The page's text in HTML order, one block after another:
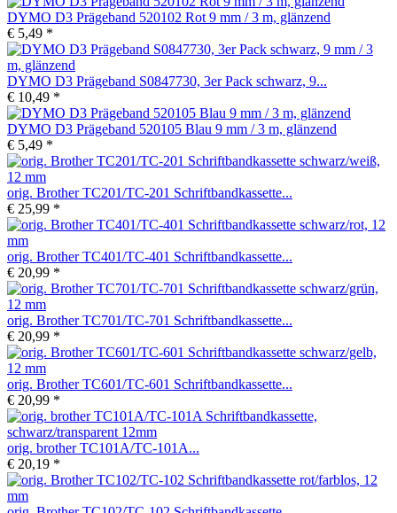
DYMO D3 Prägeband 520102 Rot 9 mm / 3 m, glänzend
€ 5,49 *
DYMO D3 Prägeband S0847730, 3er Pack schwarz, 9...
€ 10,49 *
DYMO D3 Prägeband 520105 Blau 9 mm / 3 m, glänzend
€ 5,49 *
orig. Brother TC201/TC-201 Schriftbandkassette...
€ 25,99 *
orig. Brother TC401/TC-401 Schriftbandkassette...
€ 20,99 *
orig. Brother TC701/TC-701 Schriftbandkassette...
€ 20,99 *
orig. Brother TC601/TC-601 Schriftbandkassette...
€ 20,99 *
orig. brother TC101A/TC-101A...
€ 20,19 *